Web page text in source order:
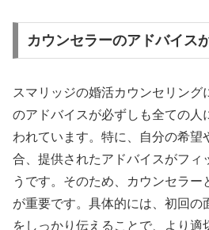
カウンセラーのアドバイス
スマリッジの婚活カウンセリング
のアドバイスが必ずしも全ての人
われています。特に、自分の希望
合、提供されたアドバイスがフィ
うです。そのため、カウンセラー
が重要です。具体的には、初回の
をしっかり伝えることで、より適